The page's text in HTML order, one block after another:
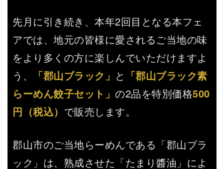
先月に引き続き、本年2回目となる本フェ
アでは、地元の皆様に愛されるご当地の味
をより多くの方に楽しんでいただけますよ
う、
「郡山ブラック」 と 「郡山ブラック素
らーめん餃子セット」 の2品を特別価格500
円（税込） で販売します。
郡山市のご当地らーめんである「郡山ブラ
ック」は、熟成させた「たまり醬油」によ